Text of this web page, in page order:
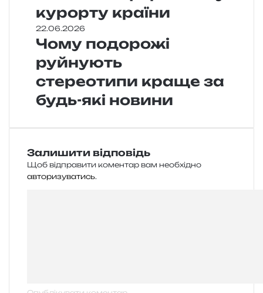
курорту країни
22.06.2026
Чому подорожі
руйнують
стереотипи краще за
будь-які новини
Залишити відповідь
Щоб відправити коментар вам необхідно
авторизуватись.